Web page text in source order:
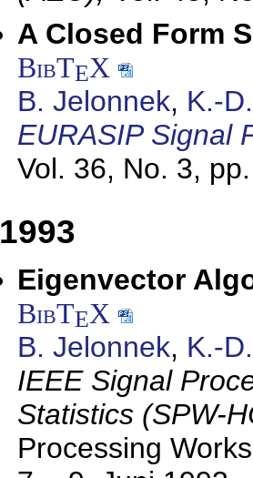
A Closed Form
BibTEX
B. Jelonnek, K.-
EURASIP Signal
Vol. 36, No. 3,
1993
Eigenvector
BibTEX
B. Jelonnek, K.-
IEEE Signal
Statistics (SPW-
Processing